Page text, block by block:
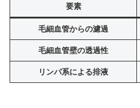
要素
毛細血管からの濾過
毛細血管壁の透過性
リンパ系による排液